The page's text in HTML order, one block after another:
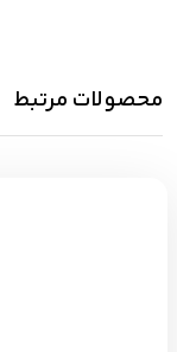
محصولات مرتبط